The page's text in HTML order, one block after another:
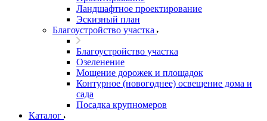
Ландшафтное проектирование
Эскизный план
Благоустройство участка
Благоустройство участка
Озеленение
Мощение дорожек и площадок
Контурное (новогоднее) освещение дома и
сада
Посадка крупномеров
Каталог